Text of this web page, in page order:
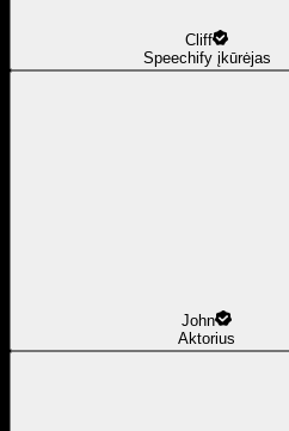
Cliff
Speechify įkūrėjas
John
Aktorius